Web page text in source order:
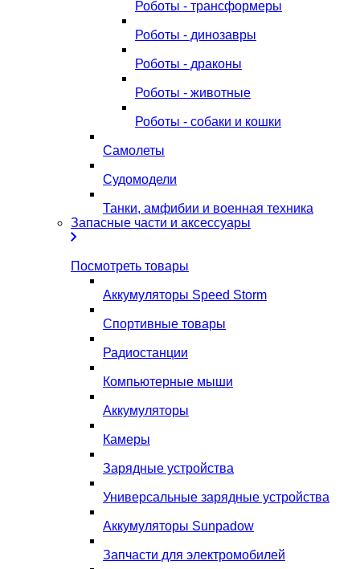
Роботы - трансформеры
Роботы - динозавры
Роботы - драконы
Роботы - животные
Роботы - собаки и кошки
Самолеты
Судомодели
Танки, амфибии и военная техника
Запасные части и аксессуары
Посмотреть товары
Аккумуляторы Speed Storm
Спортивные товары
Радиостанции
Компьютерные мыши
Аккумуляторы
Камеры
Зарядные устройства
Универсальные зарядные устройства
Аккумуляторы Sunpadow
Запчасти для электромобилей